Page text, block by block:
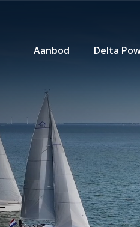
Aanbod Delta